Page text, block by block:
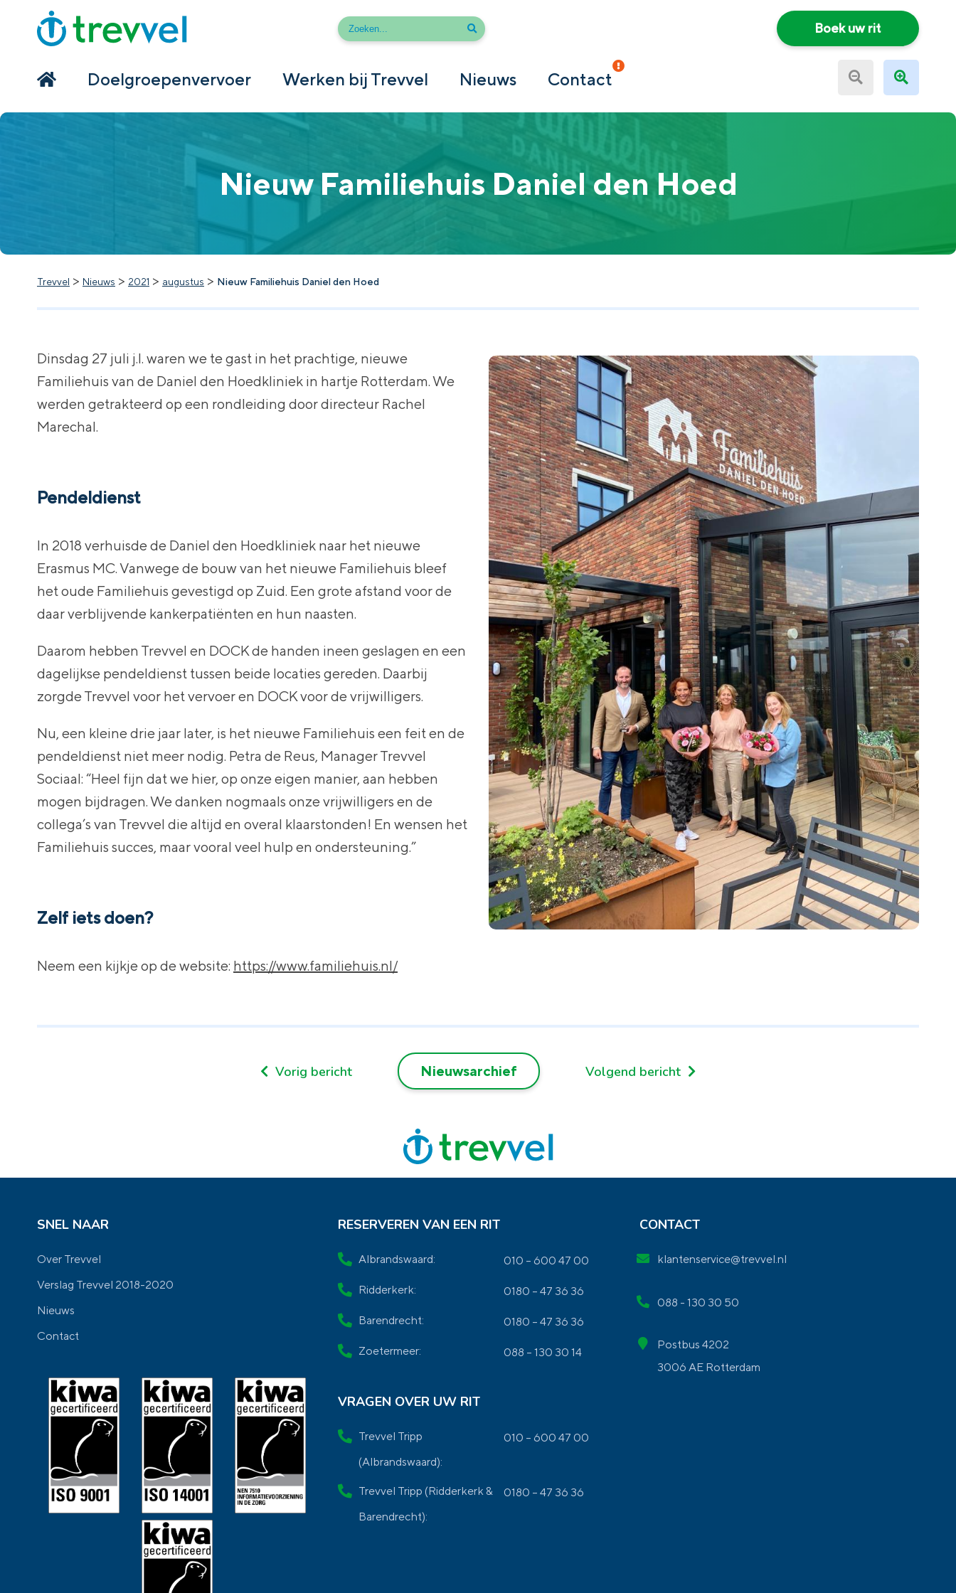
Home
Doelgroepenvervoer
Boek uw rit
Doelgroepenvervoer Werken bij Trevvel Nieuws Contact
Nieuw Familiehuis Daniel den Hoed
Trevvel > Nieuws > 2021 > augustus > Nieuw Familiehuis Daniel den Hoed
Dinsdag 27 juli j.l. waren we te gast in het prachtige, nieuwe
Familiehuis van de Daniel den Hoedkliniek in hartje Rotterdam. We
werden getrakteerd op een rondleiding door directeur Rachel
Marechal.
Pendeldienst
In 2018 verhuisde de Daniel den Hoedkliniek naar het nieuwe
Erasmus MC. Vanwege de bouw van het nieuwe Familiehuis bleef
het oude Familiehuis gevestigd op Zuid. Een grote afstand voor de
daar verblijvende kankerpatiënten en hun naasten.
Daarom hebben Trevvel en DOCK de handen ineen geslagen en een
dagelijkse pendeldienst tussen beide locaties gereden. Daarbij
zorgde Trevvel voor het vervoer en DOCK voor de vrijwilligers.
Nu, een kleine drie jaar later, is het nieuwe Familiehuis een feit en de
pendeldienst niet meer nodig. Petra de Reus, Manager Trevvel
Sociaal: “Heel fijn dat we hier, op onze eigen manier, aan hebben
mogen bijdragen. We danken nogmaals onze vrijwilligers en de
collega’s van Trevvel die altijd en overal klaarstonden! En wensen het
Familiehuis succes, maar vooral veel hulp en ondersteuning.”
Zelf iets doen?
Neem een kijkje op de website: https://www.familiehuis.nl/
Vorig bericht Nieuwsarchief Volgend bericht
SNEL NAAR
Over Trevvel
Verslag Trevvel 2018-2020
Nieuws
Contact
RESERVEREN VAN EEN RIT
Albrandswaard: 010 – 600 47 00
Ridderkerk: 0180 – 47 36 36
Barendrecht: 0180 – 47 36 36
Zoetermeer: 088 – 130 30 14
VRAGEN OVER UW RIT
Trevvel Tripp
(Albrandswaard):
010 – 600 47 00
Trevvel Tripp (Ridderkerk &
Barendrecht):
0180 – 47 36 36
CONTACT
klantenservice@trevvel.nl
088 - 130 30 50
Postbus 4202
3006 AE Rotterdam